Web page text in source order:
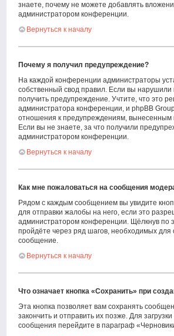
знаете, почему не можете добавлять
администратором конференции.
Вернуться к началу
Почему я получил предупреждение?
На каждой конференции администраторы
собственный свод правил. Если вы
получить предупреждение. Учтите, что это
администратора конференции, и phpBB
отношения к предупреждениям, вынесенным
Если вы не знаете, за что получили
администратором конференции.
Вернуться к началу
Как мне пожаловаться на сообщения
Рядом с каждым сообщением вы увидите
для отправки жалобы на него, если это
администратором конференции. Щёлкнув по
пройдёте через ряд шагов, необходимых
сообщение.
Вернуться к началу
Что означает кнопка «Сохранить» при
Эта кнопка позволяет вам сохранять
закончить и отправить их позже. Для
сообщения перейдите в параграф